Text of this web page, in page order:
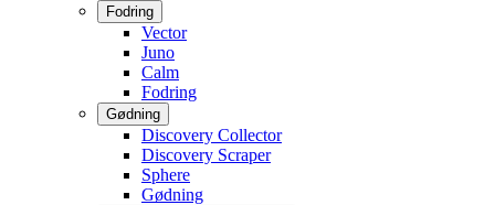
Fodring
Vector
Juno
Calm
Fodring
Gødning
Discovery Collector
Discovery Scraper
Sphere
Gødning